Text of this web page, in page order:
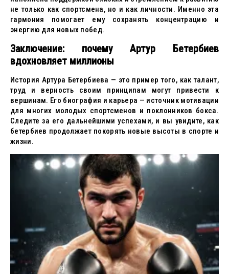
не только как спортсмена, но и как личности. Именно эта
гармония помогает ему сохранять концентрацию и
энергию для новых побед.
Заключение: почему Артур Бетербиев
вдохновляет миллионы
История Артура Бетербиева — это пример того, как талант,
труд и верность своим принципам могут привести к
вершинам. Его биография и карьера — источник мотивации
для многих молодых спортсменов и поклонников бокса.
Следите за его дальнейшими успехами, и вы увидите, как
бетербиев продолжает покорять новые высоты в спорте и
жизни.